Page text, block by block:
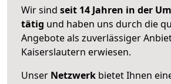
Wir sind seit 14 Jahren in der
tätig und haben uns durch die
Angebote als zuverlässiger
Kaiserslautern erwiesen.
Unser Netzwerk bietet Ihnen